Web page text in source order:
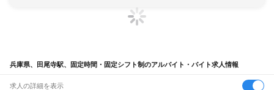
兵庫県、田尾寺駅、固定時間・固定シフト制のアルバイト・バイト求人情報
求人の詳細を表示